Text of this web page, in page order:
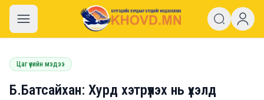
khovd.mn
Цаг үеийн мэдээ
Б.Батсайхан: Хурд хэтрүүлэх нь үхэлд